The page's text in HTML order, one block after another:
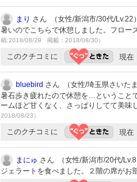
まり さん （女性/新潟市/30代/Lv.22）
暑いのでこちらで休憩しました。フロー
稿:2018/08/29 掲載：2018/08/30）
このクチコミに 現在
bluebird さん （女性/埼玉県さいた
暑石歩き疲れたので休憩を…ということ
ームほど甘くなく、さっぱりしてて美味
2018/08/23）
このクチコミに 現在
まにゅ さん （女性/新潟市/20代/Lv.8
ジェラートを食べました。２階の席がお